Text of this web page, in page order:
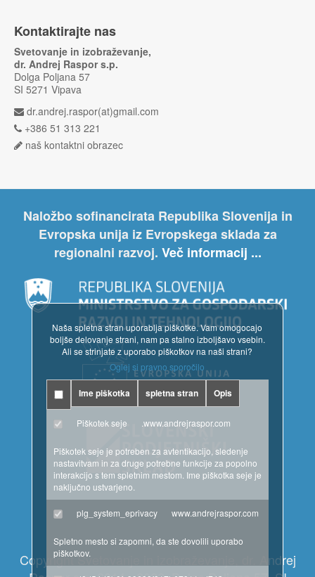
Kontaktirajte nas
Svetovanje in izobraževanje,
dr. Andrej Raspor s.p.
Dolga Poljana 57
SI 5271 Vipava
dr.andrej.raspor(at)gmail.com
+386 51 313 221
naš kontaktni obrazec
Naložbo sofinancirata Republika Slovenija in
Evropska unija iz Evropskega sklada za
regionalni razvoj. Več informacij ...
Copyright Svetovanje in izobraževanje, dr. Andrej
Naša spletna stran uporablja piškotke. Vam omogocajo
boljše delovanje strani, nam pa stalno izboljšavo vsebin.
Ali se strinjate z uporabo piškotkov na naši strani?
Oglej si pravno sporočilo
Ime piškotka spletna stran Opis
Piškotek seje .www.andrejraspor.com
Piškotek seje je potreben za avtentikacijo, sledenje
nastavitvam in za druge potrebne funkcije za popolno
interakcijo s tem spletnim mestom. Ime piškotka seje je
naključno ustvarjeno.
plg_system_eprivacy www.andrejraspor.com
Spletno mesto si zapomni, da ste dovolili uporabo
piškotkov.